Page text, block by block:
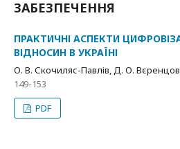
ЗАБЕЗПЕЧЕННЯ
ПРАКТИЧНІ АСПЕКТИ
ВІДНОСИН В УКРАЇНІ
О. В. Скочиляс-Павлів, Д. О.
149-153
PDF